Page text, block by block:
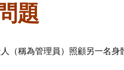
題
（稱為管理員）照顧另一名